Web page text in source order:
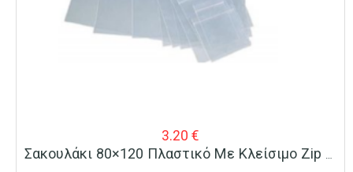
3.20 €
Σακουλάκι 80×120 Πλαστικό Με Κλείσιμο Zip 100 Τεμ.